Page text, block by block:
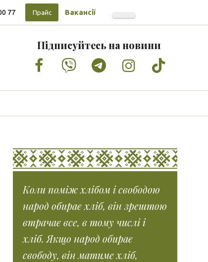
77 Прайс Вакансії
Підписуйтесь на новини
Facebook
VimeoTumblrInstagram
Tiktok
Коли поміж хлібом і свободою
народ обирає хліб, він зрештою
втрачає все, в тому числі і
хліб. Якщо народ обирає
свободу, він матиме хліб,